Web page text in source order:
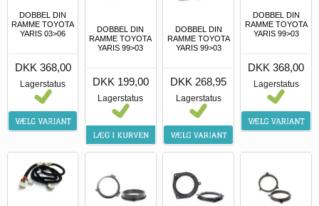
DOBBEL DIN
RAMME TOYOTA
YARIS 03>06
DKK 368,00
Lagerstatus
DOBBEL DIN
RAMME TOYOTA
YARIS 99>03
DKK 199,00
Lagerstatus
DOBBEL DIN
RAMME TOYOTA
YARIS 99>03
DKK 268,95
Lagerstatus
DOBBEL DIN
RAMME TOYOTA
YARIS 99>03
DKK 368,00
Lagerstatus